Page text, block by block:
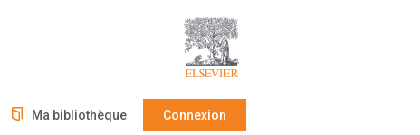
Ma bibliothèque Connexion